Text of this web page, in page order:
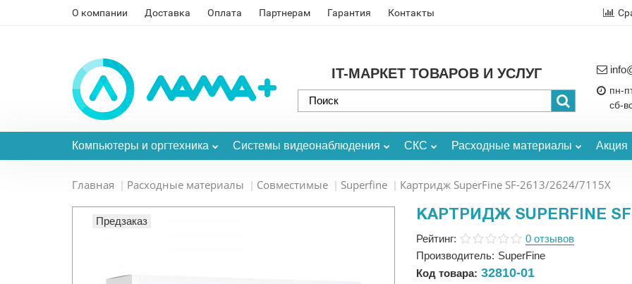
О компании Доставка Оплата Партнерам Гарантия Контакты
IT-МАРКЕТ ТОВАРОВ И УСЛУГ
пн-
сб-
Компьютеры и оргтехника Системы видеонаблюдения СКС Расходные материалы Акция
Главная Расходные материалы Совместимые Superfine Картридж SuperFine SF-2613/2624/7115X
Предзаказ КАРТРИДЖ SUPERFINE
Рейтинг:
0 отзывов
Производитель: SuperFine
Код товара: 32810-01